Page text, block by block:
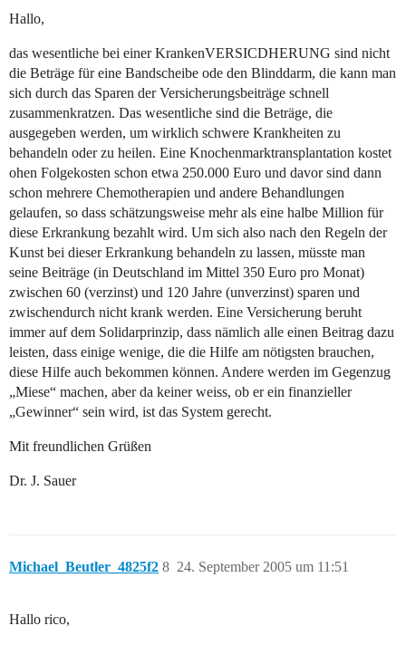
Hallo,
das wesentliche bei einer KrankenVERSICDHERUNG sind nicht
die Beträge für eine Bandscheibe ode den Blinddarm, die kann man
sich durch das Sparen der Versicherungsbeiträge schnell
zusammenkratzen. Das wesentliche sind die Beträge, die
ausgegeben werden, um wirklich schwere Krankheiten zu
behandeln oder zu heilen. Eine Knochenmarktransplantation kostet
ohen Folgekosten schon etwa 250.000 Euro und davor sind dann
schon mehrere Chemotherapien und andere Behandlungen
gelaufen, so dass schätzungsweise mehr als eine halbe Million für
diese Erkrankung bezahlt wird. Um sich also nach den Regeln der
Kunst bei dieser Erkrankung behandeln zu lassen, müsste man
seine Beiträge (in Deutschland im Mittel 350 Euro pro Monat)
zwischen 60 (verzinst) und 120 Jahre (unverzinst) sparen und
zwischendurch nicht krank werden. Eine Versicherung beruht
immer auf dem Solidarprinzip, dass nämlich alle einen Beitrag dazu
leisten, dass einige wenige, die die Hilfe am nötigsten brauchen,
diese Hilfe auch bekommen können. Andere werden im Gegenzug
„Miese“ machen, aber da keiner weiss, ob er ein finanzieller
„Gewinner“ sein wird, ist das System gerecht.
Mit freundlichen Grüßen
Dr. J. Sauer
Michael_Beutler_4825f2 24. September 2005 um 11:51
8
Hallo rico,